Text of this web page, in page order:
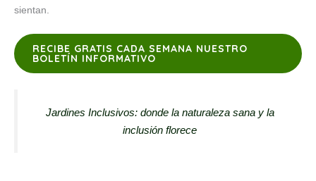
sientan.
RECIBE GRATIS CADA SEMANA NUESTRO
BOLETÍN INFORMATIVO
Jardines Inclusivos: donde la naturaleza sana y la
inclusión florece